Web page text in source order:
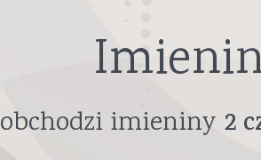
obchodzi imieniny 2